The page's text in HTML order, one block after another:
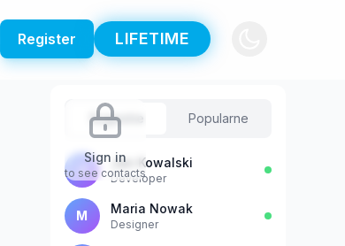
Register LIFETIME
Sign in
to see contacts
Sugestie Popularne
J Jan Kowalski
Developer
M Maria Nowak
Designer